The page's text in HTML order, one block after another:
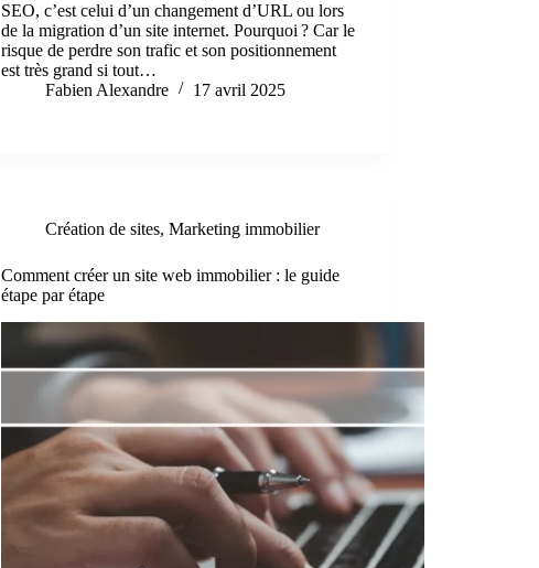
SEO, c’est celui d’un changement d’URL ou lors
de la migration d’un site internet. Pourquoi ? Car le
risque de perdre son trafic et son positionnement
est très grand si tout…
Fabien Alexandre
17 avril 2025
Création de sites,Marketing immobilier
Comment créer un site web immobilier : le guide
étape par étape